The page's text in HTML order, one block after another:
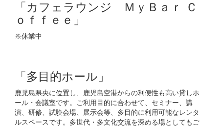
「カフェラウンジ ＭｙＢａｒ Ｃ
ｏｆｆｅｅ」
※休業中
「多目的ホール」
鹿児島県央に位置し、鹿児島空港からの利便性も高い貸しホ
ール・会議室です。ご利用目的に合わせて、セミナー、講
演、研修、試験会場、展示会等、多目的に利用可能なレンタ
ルスペースです。多世代・多文化交流を深める場としてもご